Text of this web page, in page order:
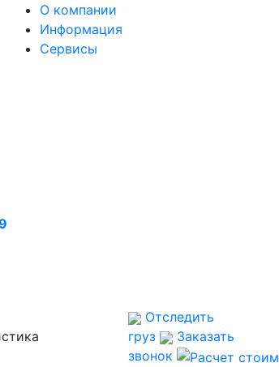
О компании
Информация
Сервисы
Отследить
груз
Заказать
звонок